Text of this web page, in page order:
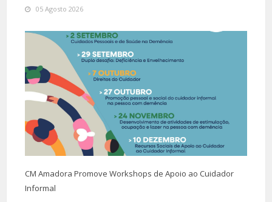
05 Agosto 2026
CM Amadora Promove Workshops de Apoio ao Cuidador
Informal